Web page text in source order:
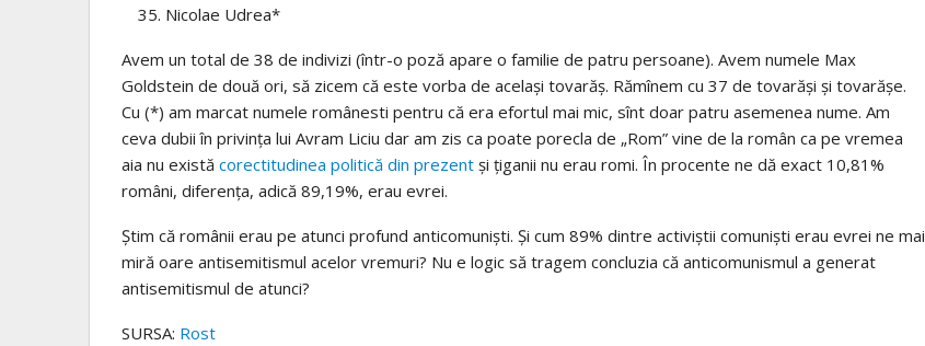
Nicolae Udrea*
Avem un total de 38 de indivizi (într-o poză apare o familie de patru persoane). Avem numele Max
Goldstein de două ori, să zicem că este vorba de același tovarăș. Rămînem cu 37 de tovarăși și tovarășe.
Cu (*) am marcat numele românesti pentru că era efortul mai mic, sînt doar patru asemenea nume. Am
ceva dubii în privința lui Avram Liciu dar am zis ca poate porecla de „Rom” vine de la român ca pe vremea
aia nu există corectitudinea politică din prezent și țiganii nu erau romi. În procente ne dă exact 10,81%
români, diferența, adică 89,19%, erau evrei.
Știm că românii erau pe atunci profund anticomuniști. Și cum 89% dintre activiștii comuniști erau evrei ne mai
miră oare antisemitismul acelor vremuri? Nu e logic să tragem concluzia că anticomunismul a generat
antisemitismul de atunci?
SURSA: Rost